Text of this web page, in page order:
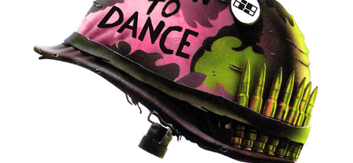
Club 69 Buenos Aires